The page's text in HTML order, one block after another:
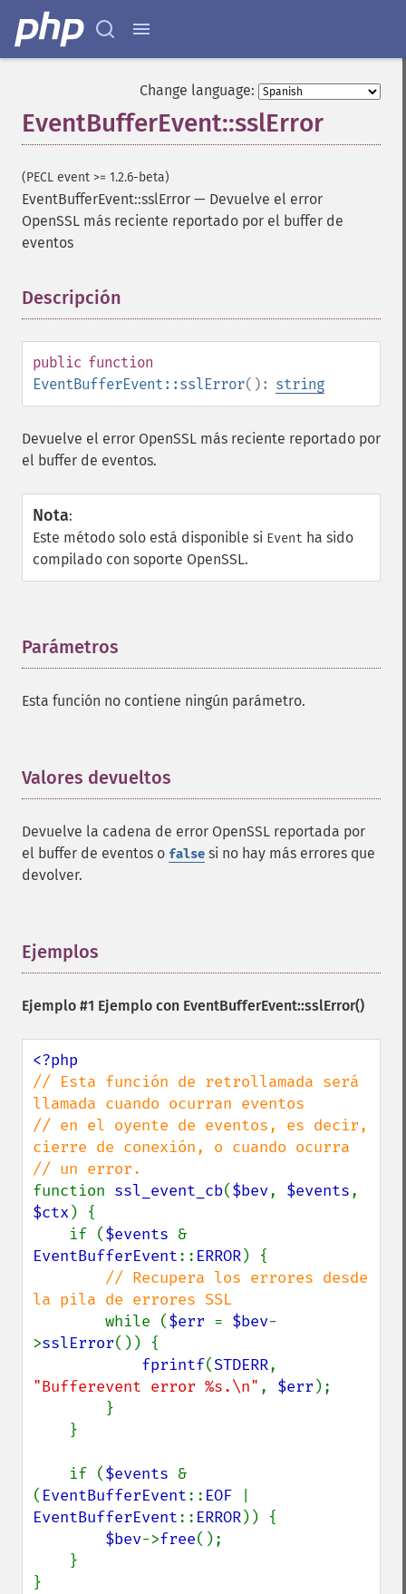
Change language:
EventBufferEvent::sslError
(PECL event >= 1.2.6-beta)
EventBufferEvent::sslError — Devuelve el error
OpenSSL más reciente reportado por el buffer de
eventos
Descripción
public function
EventBufferEvent::sslError(): string
Devuelve el error OpenSSL más reciente reportado por
el buffer de eventos.
Nota:
Este método solo está disponible si Event ha sido
compilado con soporte OpenSSL.
Parámetros
Esta función no contiene ningún parámetro.
Valores devueltos
Devuelve la cadena de error OpenSSL reportada por
el buffer de eventos o false si no hay más errores que
devolver.
Ejemplos
Ejemplo #1 Ejemplo con EventBufferEvent::sslError()
// Esta función de retrollamada será
llamada cuando ocurran eventos
// en el oyente de eventos, es decir,
cierre de conexión, o cuando ocurra
function ssl_event_cb($bev, $events
$ctx ) {
    if (
$events
EventBufferEvent:: ERROR) {
// Recupera los errores desde
la pila de errores SSL
while ($err = $bev-
>sslError()) {
fprintf(STDERR
"Bufferevent error %s.\n" , $err );
    if (
$events &
( EventBufferEvent:: EOF
EventBufferEvent:: ERROR)) {
$bev->free();